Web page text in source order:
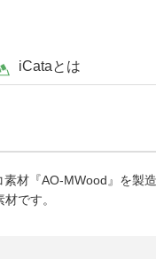
iCataとは
材『AO-MWood』を製
です。